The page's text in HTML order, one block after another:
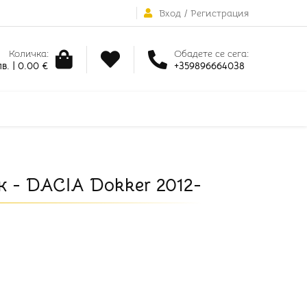
Вход / Регистрация
Количка:
| 0.00 €
Обадете се сега:
+359896664038
- DACIA Dokker 2012-